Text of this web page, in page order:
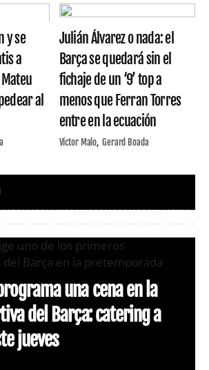
y se
a
al
Julián Álvarez o nada: el
Barça se quedará sin el
fichaje de un ‘9’ top a
menos que Ferran Torres
entre en la ecuación
Víctor Malo Gerard Boada
una cena en la
del Barça: catering a
jueves